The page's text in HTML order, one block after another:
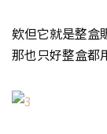
欸但它就是整盒
那也只好整盒都